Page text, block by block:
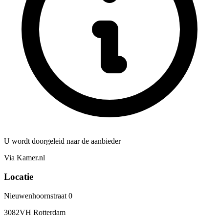
U wordt doorgeleid naar de aanbieder
Via Kamer.nl
Locatie
Nieuwenhoornstraat 0
3082VH Rotterdam